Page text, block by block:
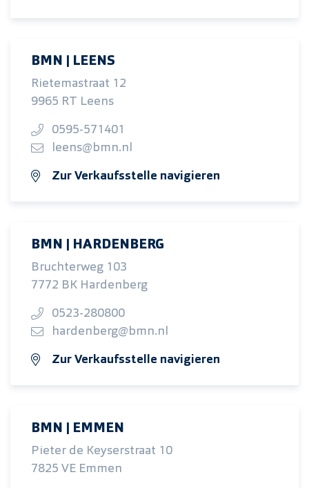
BMN | LEENS
Rietemastraat 12
9965 RT Leens
0595-571401
leens@bmn.nl
Zur Verkaufsstelle navigieren
BMN | HARDENBERG
Bruchterweg 103
7772 BK Hardenberg
0523-280800
hardenberg@bmn.nl
Zur Verkaufsstelle navigieren
BMN | EMMEN
Pieter de Keyserstraat 10
7825 VE Emmen